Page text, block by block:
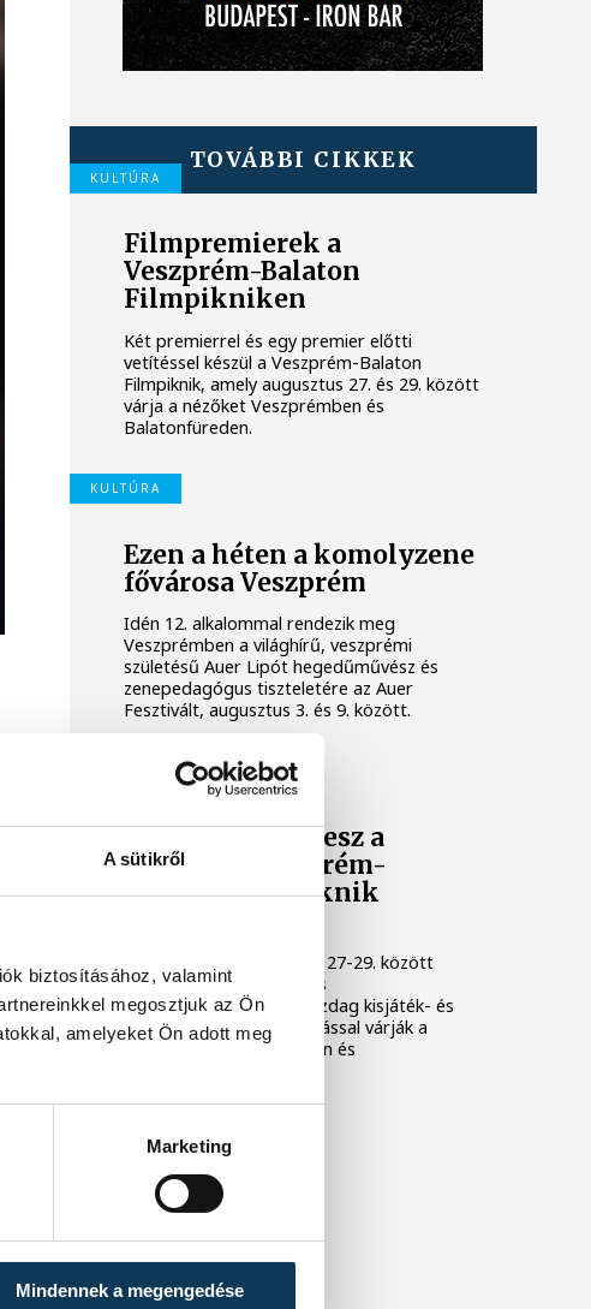
A sütikről
biztosításához, valamint
megosztjuk az Ön
amelyeket Ön adott meg
Marketing
Mindennek a megengedése
TOVÁBBI CIKKEK
KULTÚRA
Filmpremierek a
Veszprém-Balaton
Filmpikniken
Két premierrel és egy premier előtti
vetítéssel készül a Veszprém-Balaton
Filmpiknik, amely augusztus 27. és 29. között
várja a nézőket Veszprémben és
Balatonfüreden.
KULTÚRA
Ezen a héten a komolyzene
fővárosa Veszprém
Idén 12. alkalommal rendezik meg
Veszprémben a világhírű, veszprémi
születésű Auer Lipót hegedűművész és
zenepedagógus tiszteletére az Auer
Fesztivált, augusztus 3. és 9. között.
Osvárt Andrea lesz a
megújult Veszprém-
Balaton Filmpiknik
A Filmpikniken augusztus 27-29. között
csaknem hatvan játék- és
dokumentumfilmmel, gazdag kisjáték- és
animációs filmes válogatással várják a
közönséget Veszprémben és